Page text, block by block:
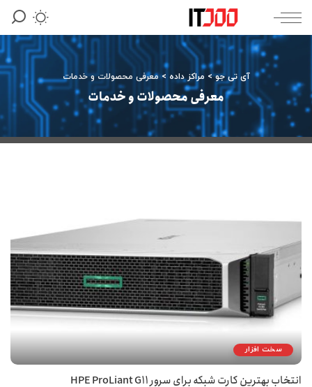
آی تی جو> مراکز داده >معرفی محصولات و خدمات
معرفی محصولات و خدمات
سخت افزار
انتخاب بهترین کارت شبکه برای سرور HPE ProLiant G11